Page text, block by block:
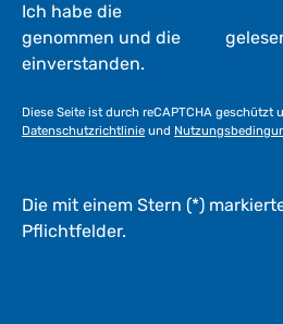
e
r
k
g
Ich habe die
genommen und die
einverstanden.
Diese Seite ist durch reCAPTCHA geschützt
Datenschutzrichtlinie und
Die mit einem Stern (*)
Pflichtfelder.